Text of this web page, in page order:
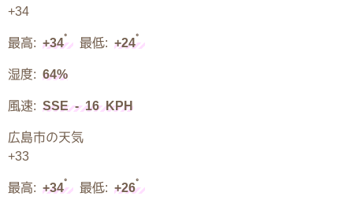
+34
最高: +34° 最低: +24°
湿度: 64%
風速: SSE - 16 KPH
広島市の天気
+33
最高: +34° 最低: +26°